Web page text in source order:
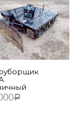
Р